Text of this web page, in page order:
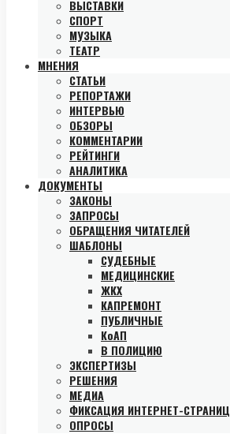
ВЫСТАВКИ
СПОРТ
МУЗЫКА
ТЕАТР
МНЕНИЯ
СТАТЬИ
РЕПОРТАЖИ
ИНТЕРВЬЮ
ОБЗОРЫ
КОММЕНТАРИИ
РЕЙТИНГИ
АНАЛИТИКА
ДОКУМЕНТЫ
ЗАКОНЫ
ЗАПРОСЫ
ОБРАЩЕНИЯ ЧИТАТЕЛЕЙ
ШАБЛОНЫ
СУДЕБНЫЕ
МЕДИЦИНСКИЕ
ЖКХ
КАПРЕМОНТ
ПУБЛИЧНЫЕ
КоАП
В ПОЛИЦИЮ
ЭКСПЕРТИЗЫ
РЕШЕНИЯ
МЕДИА
ФИКСАЦИЯ ИНТЕРНЕТ-СТРАНИЦ
ОПРОСЫ